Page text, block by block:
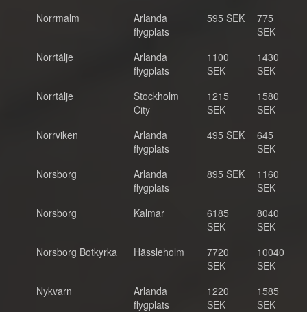
Norrmalm
Arlanda
flygplats
595 SEK
775
SEK
Norrtälje
Arlanda
flygplats
1100
SEK
1430
SEK
Norrtälje
Stockholm
City
1215
SEK
1580
SEK
Norrviken
Arlanda
flygplats
495 SEK
645
SEK
Norsborg
Arlanda
flygplats
895 SEK
1160
SEK
Norsborg
Kalmar
6185
SEK
8040
SEK
Norsborg Botkyrka
Hässleholm
7720
SEK
10040
SEK
Nykvarn
Arlanda
flygplats
1220
SEK
1585
SEK